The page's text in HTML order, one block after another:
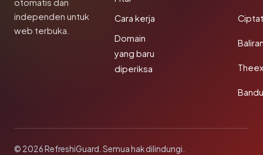
otomatis dan
independen untuk
web terbuka.
Cara kerja
Domain
yang baru
diperiksa
© 2026 RefreshiGuard. Semua hak dilindungi.